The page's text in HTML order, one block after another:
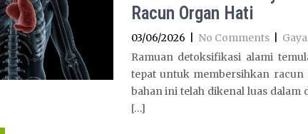
Racun Organ Hati
03/06/2026 No Comments
Ramuan detoksifikasi alami
tepat untuk membersihkan
bahan ini telah dikenal luas dalam
[…]